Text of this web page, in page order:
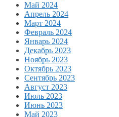
Май 2024
Апрель 2024
Март 2024
Февраль 2024
Январь 2024
Декабрь 2023
Ноябрь 2023
Октябрь 2023
Сентябрь 2023
Август 2023
Июль 2023
Июнь 2023
Май 2023